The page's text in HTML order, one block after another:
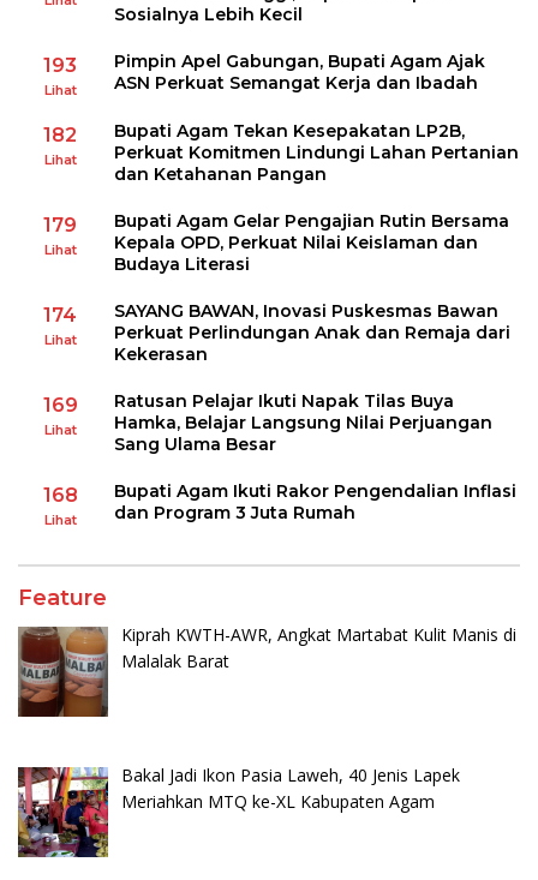
Sosialnya Lebih Kecil
193
Lihat
Pimpin Apel Gabungan, Bupati Agam Ajak
ASN Perkuat Semangat Kerja dan Ibadah
182
Lihat
Bupati Agam Tekan Kesepakatan LP2B,
Perkuat Komitmen Lindungi Lahan Pertanian
dan Ketahanan Pangan
179
Lihat
Bupati Agam Gelar Pengajian Rutin Bersama
Kepala OPD, Perkuat Nilai Keislaman dan
Budaya Literasi
174
Lihat
SAYANG BAWAN, Inovasi Puskesmas Bawan
Perkuat Perlindungan Anak dan Remaja dari
Kekerasan
169
Lihat
Ratusan Pelajar Ikuti Napak Tilas Buya
Hamka, Belajar Langsung Nilai Perjuangan
Sang Ulama Besar
168
Lihat
Bupati Agam Ikuti Rakor Pengendalian Inflasi
dan Program 3 Juta Rumah
Feature
Kiprah KWTH-AWR, Angkat Martabat Kulit Manis di
Malalak Barat
Bakal Jadi Ikon Pasia Laweh, 40 Jenis Lapek
Meriahkan MTQ ke-XL Kabupaten Agam